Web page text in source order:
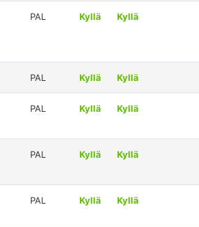
PAL Kyllä Kyllä
PAL Kyllä Kyllä
PAL Kyllä Kyllä
PAL Kyllä Kyllä
PAL Kyllä Kyllä